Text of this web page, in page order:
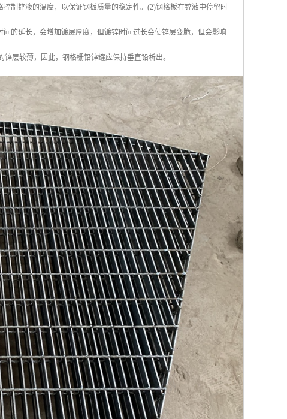
制锌液的温度，以保证钢板质量的稳定性。(2)钢格板在锌液中停留时
的延长，会增加镀层厚度，但镀锌时间过长会使锌层变脆，但会影响
层较薄，因此，钢格栅铅锌罐应保持垂直铅析出。